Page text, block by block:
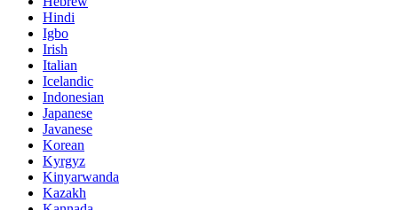
Hindi
Igbo
Irish
Italian
Icelandic
Indonesian
Japanese
Javanese
Korean
Kyrgyz
Kinyarwanda
Kazakh